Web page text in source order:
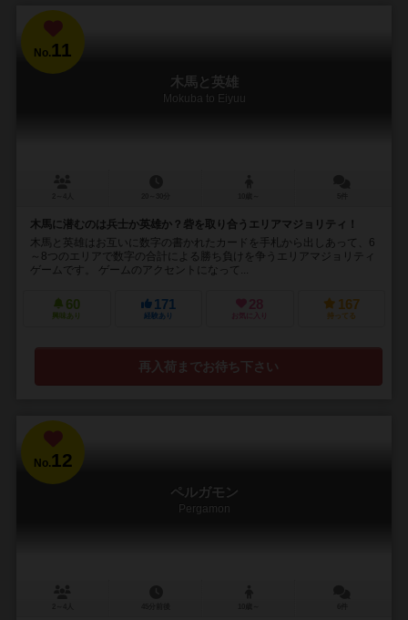
No.11
木馬と英雄
Mokuba to Eiyuu
木馬に潜むのは兵士か英雄か？砦を取り合うエリアマジョリティ！
木馬と英雄はお互いに数字の書かれたカードを手札から出しあって、6
～8つのエリアで数字の合計による勝ち負けを争うエリアマジョリティ
ゲームです。 ゲームのアクセントになって...
60
興味あり
171
経験あり
28
お気に入り
167
持ってる
再入荷までお待ち下さい
No.12
ペルガモン
Pergamon